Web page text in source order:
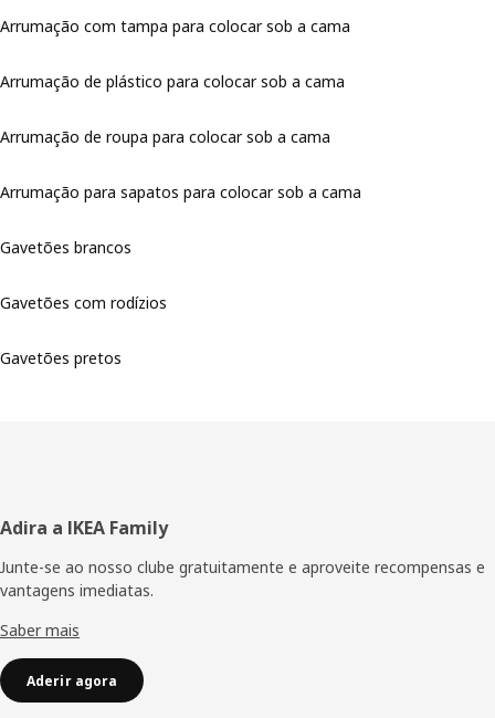
Arrumação com tampa para colocar sob a cama
Arrumação de plástico para colocar sob a cama
Arrumação de roupa para colocar sob a cama
Arrumação para sapatos para colocar sob a cama
Gavetões brancos
Gavetões com rodízios
Gavetões pretos
Rodapé
Adira a IKEA Family
Junte-se ao nosso clube gratuitamente e aproveite recompensas e
vantagens imediatas.
Saber mais
Aderir agora